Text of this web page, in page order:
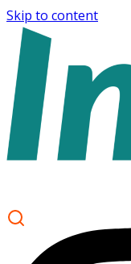
Skip to content